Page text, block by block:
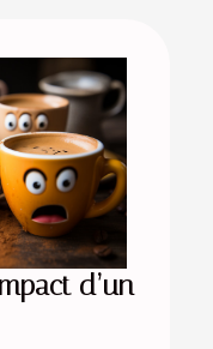
d’un